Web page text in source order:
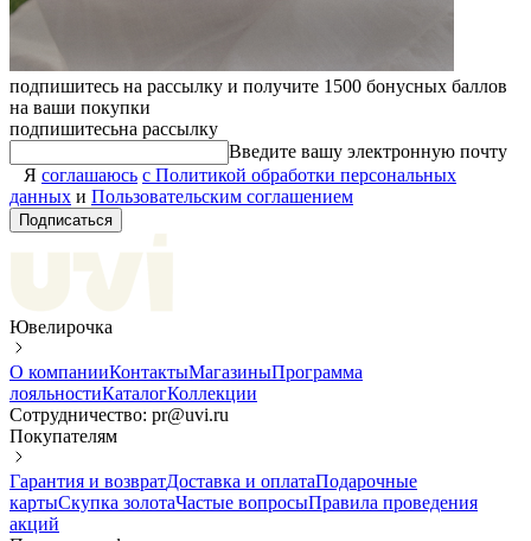
подпишитесь на рассылку и получите 1500 бонусных баллов
на ваши покупки
подпишитесьна рассылку
Введите вашу электронную почту
Я соглашаюсь с Политикой обработки персональных
данных и Пользовательским соглашением
Подписаться
Ювелирочка
О компанииКонтактыМагазиныПрограмма
лояльностиКаталогКоллекции
Сотрудничество: pr@uvi.ru
Покупателям
Гарантия и возвратДоставка и оплатаПодарочные
картыСкупка золотаЧастые вопросыПравила проведения
акций